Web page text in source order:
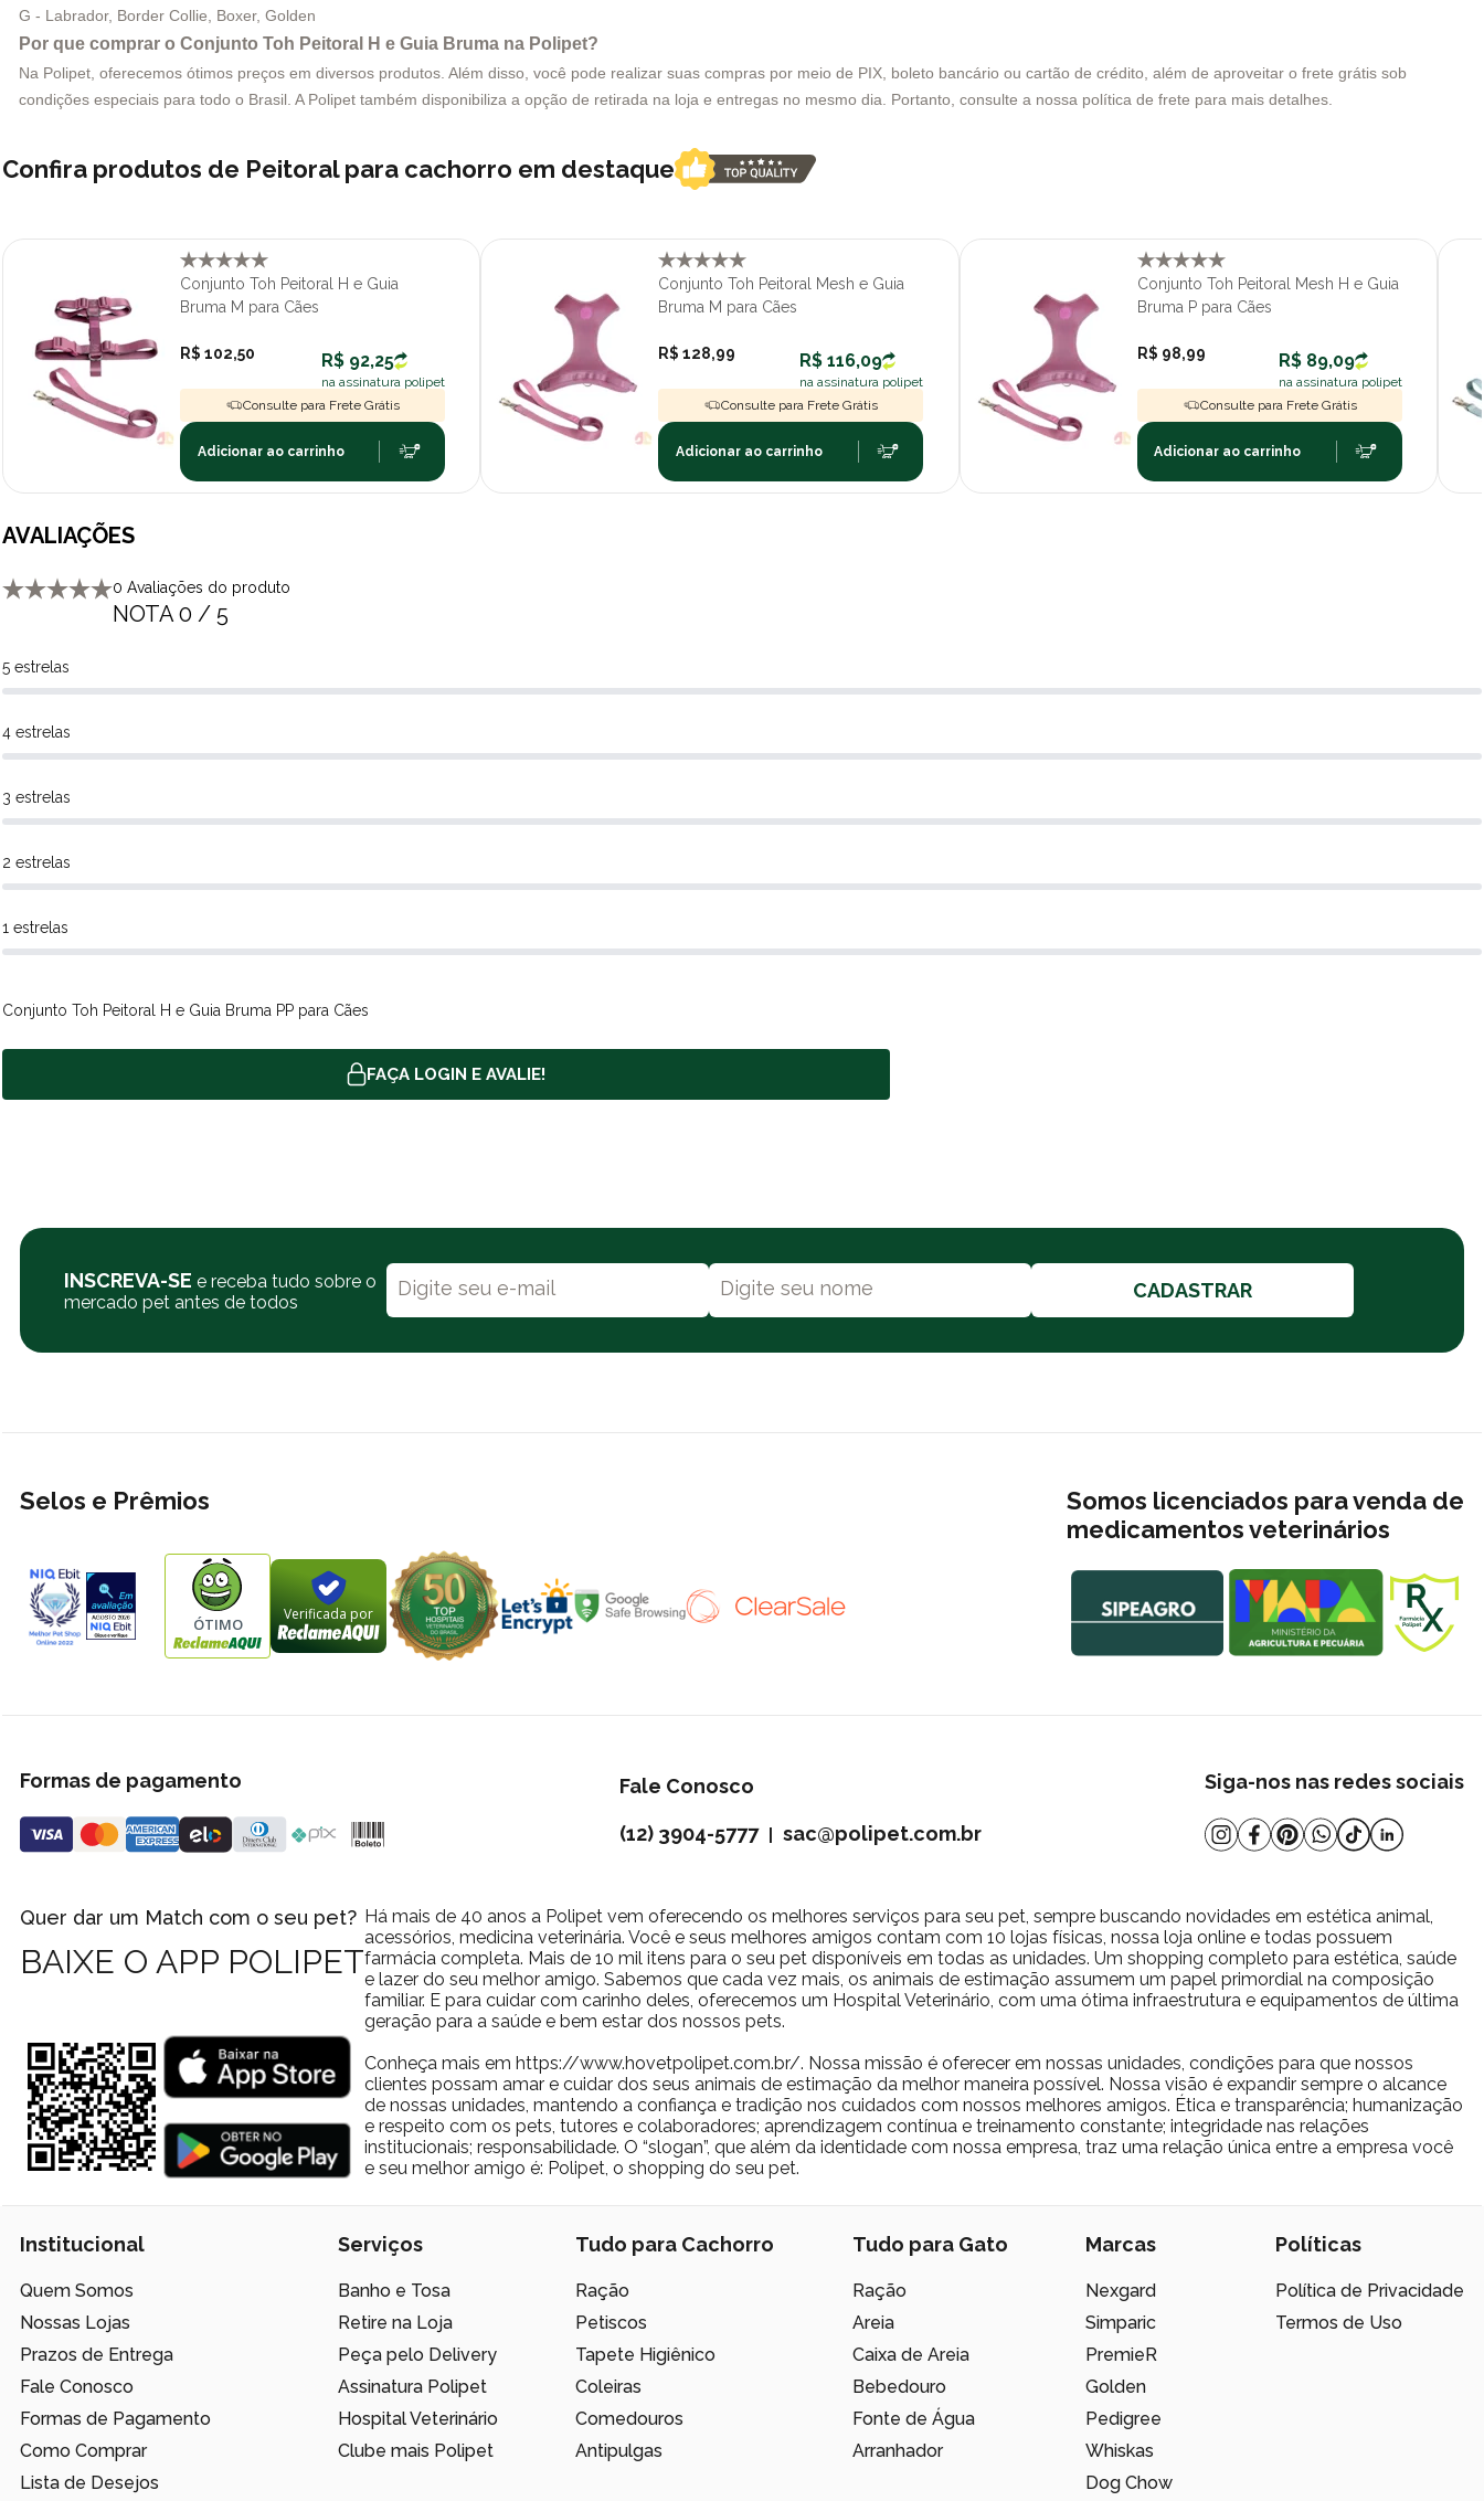
G - Labrador, Border Collie, Boxer, Golden
Por que comprar o Conjunto Toh Peitoral H e Guia Bruma na Polipet?
Na Polipet, oferecemos ótimos preços em diversos produtos. Além disso, você pode realizar suas compras por meio de PIX, boleto bancário ou cartão de crédito, além de aproveitar o frete grátis sob
condições especiais para todo o Brasil. A Polipet também disponibiliza a opção de retirada na loja e entregas no mesmo dia. Portanto, consulte a nossa política de frete para mais detalhes.
Confira produtos de Peitoral para cachorro em destaque
Conjunto Toh Peitoral H e Guia
Bruma M para Cães
R$ 102,50 R$ 92,25
na assinatura polipet
Consulte para Frete Grátis
Adicionar ao carrinho
Conjunto Toh Peitoral Mesh e Guia
Bruma M para Cães
R$ 128,99 R$ 116,09
na assinatura polipet
Consulte para Frete Grátis
Adicionar ao carrinho
Conjunto Toh Peitoral Mesh H e Guia
Bruma P para Cães
R$ 98,99 R$ 89,09
na assinatura polipet
Consulte para Frete Grátis
Adicionar ao carrinho
AVALIAÇÕES
0 Avaliações do produto
NOTA 0 / 5
5 estrelas
4 estrelas
3 estrelas
2 estrelas
1 estrelas
Conjunto Toh Peitoral H e Guia Bruma PP para Cães
FAÇA LOGIN E AVALIE!
INSCREVA-SE e receba tudo sobre o
mercado pet antes de todos
CADASTRAR
Selos e Prêmios
ÓTIMO Verificada por
Somos licenciados para venda de
medicamentos veterinários
Formas de pagamento Fale Conosco
(12) 3904-5777| sac@polipet.com.br
Siga-nos nas redes sociais
Quer dar um Match com o seu pet?
BAIXE O APP POLIPET
Há mais de 40 anos a Polipet vem oferecendo os melhores serviços para seu pet, sempre buscando novidades em estética animal,
acessórios, medicina veterinária. Você e seus melhores amigos contam com 10 lojas físicas, nossa loja online e todas possuem
farmácia completa. Mais de 10 mil itens para o seu pet disponíveis em todas as unidades. Um shopping completo para estética, saúde
e lazer do seu melhor amigo. Sabemos que cada vez mais, os animais de estimação assumem um papel primordial na composição
familiar. E para cuidar com carinho deles, oferecemos um Hospital Veterinário, com uma ótima infraestrutura e equipamentos de última
geração para a saúde e bem estar dos nossos pets.
Conheça mais em https://www.hovetpolipet.com.br/. Nossa missão é oferecer em nossas unidades, condições para que nossos
clientes possam amar e cuidar dos seus animais de estimação da melhor maneira possível. Nossa visão é expandir sempre o alcance
de nossas unidades, mantendo a confiança e tradição nos cuidados com nossos melhores amigos. Ética e transparência; humanização
e respeito com os pets, tutores e colaboradores; aprendizagem contínua e treinamento constante; integridade nas relações
institucionais; responsabilidade. O “slogan”, que além da identidade com nossa empresa, traz uma relação única entre a empresa você
e seu melhor amigo é: Polipet, o shopping do seu pet.
Institucional
Quem Somos
Nossas Lojas
Prazos de Entrega
Fale Conosco
Formas de Pagamento
Como Comprar
Lista de Desejos
Serviços
Banho e Tosa
Retire na Loja
Peça pelo Delivery
Assinatura Polipet
Hospital Veterinário
Clube mais Polipet
Tudo para Cachorro
Ração
Petiscos
Tapete Higiênico
Coleiras
Comedouros
Antipulgas
Tudo para Gato
Ração
Areia
Caixa de Areia
Bebedouro
Fonte de Água
Arranhador
Marcas
Nexgard
Simparic
PremieR
Golden
Pedigree
Whiskas
Dog Chow
Políticas
Política de Privacidade
Termos de Uso